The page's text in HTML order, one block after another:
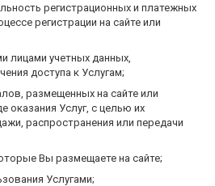
регистрационных и платежных
регистрации на сайте или
лицами учетных данных,
доступа к Услугам;
размещенных на сайте или
оказания Услуг, с целью их
распространения или передачи
Вы размещаете на сайте;
Услугами;